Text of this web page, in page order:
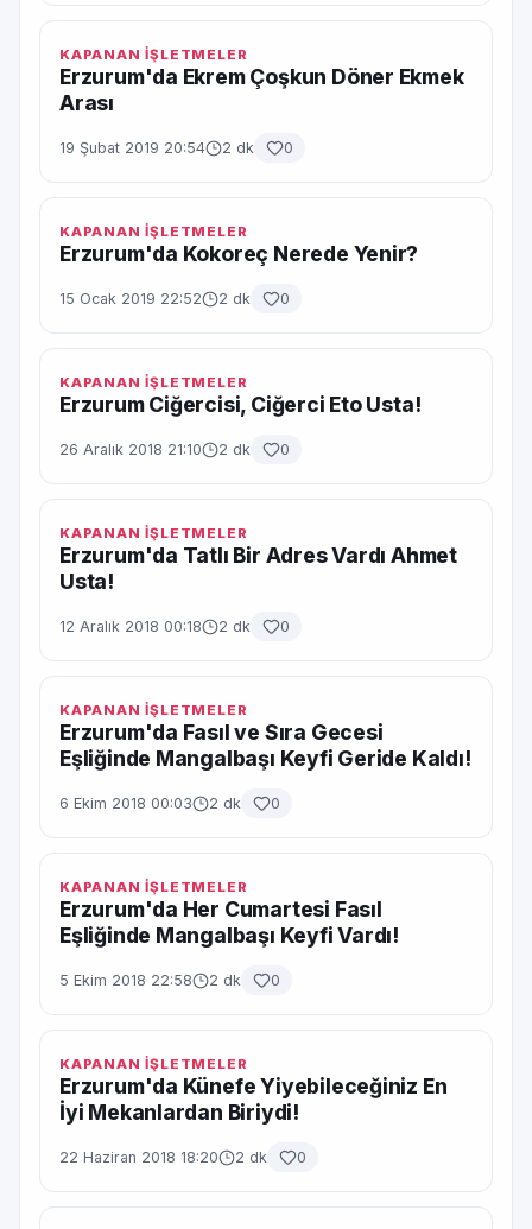
KAPANAN İŞLETMELER
Erzurum'da Ekrem Çoşkun Döner Ekmek
Arası
19 Şubat 2019 20:54 2 dk 0
KAPANAN İŞLETMELER
Erzurum'da Kokoreç Nerede Yenir?
15 Ocak 2019 22:52 2 dk 0
KAPANAN İŞLETMELER
Erzurum Ciğercisi, Ciğerci Eto Usta!
26 Aralık 2018 21:10 2 dk 0
KAPANAN İŞLETMELER
Erzurum'da Tatlı Bir Adres Vardı Ahmet
Usta!
12 Aralık 2018 00:18 2 dk 0
KAPANAN İŞLETMELER
Erzurum'da Fasıl ve Sıra Gecesi
Eşliğinde Mangalbaşı Keyfi Geride Kaldı!
6 Ekim 2018 00:03 2 dk 0
KAPANAN İŞLETMELER
Erzurum'da Her Cumartesi Fasıl
Eşliğinde Mangalbaşı Keyfi Vardı!
5 Ekim 2018 22:58 2 dk 0
KAPANAN İŞLETMELER
Erzurum'da Künefe Yiyebileceğiniz En
İyi Mekanlardan Biriydi!
22 Haziran 2018 18:20 2 dk 0